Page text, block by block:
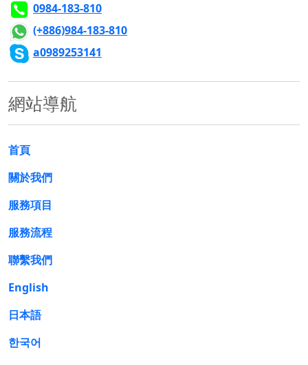
0984-183-810
(+886)984-183-810
a0989253141
網站導航
首頁
關於我們
服務項目
服務流程
聯繫我們
English
日本語
한국어